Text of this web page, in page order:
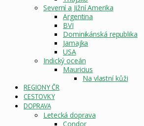
Severní a Jižní Amerika
Argentina
BVI
Dominikánská republika
Jamajka
USA
Indický oceán
Mauricius
Na vlastní kůži
REGIONY ČR
CESTOVKY
DOPRAVA
Letecká doprava
Condor